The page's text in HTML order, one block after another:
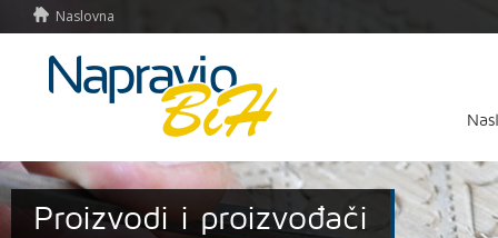
Naslovna
Proizvodi i proizvođači